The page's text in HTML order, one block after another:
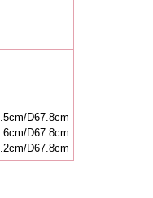
D67.8cm
D67.8cm
D67.8cm